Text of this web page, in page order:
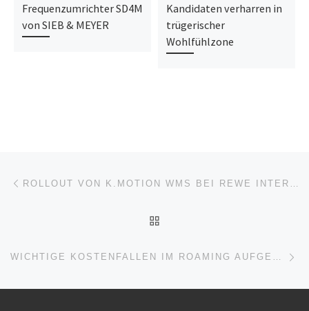
Frequenzumrichter SD4M
von SIEB & MEYER
Kandidaten verharren in
trügerischer
Wohlfühlzone
Beitragsnavigation
WICHTIGE KOSTENFALLEN IM ROAMING AUFGEDECKT